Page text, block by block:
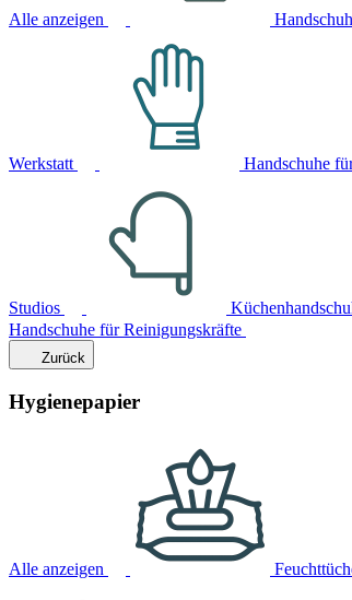
Alle anzeigen
Werkstatt Handschuhe
Studios
Handschuhe für Reinigungskräfte
Zurück
Hygienepapier
Alle anzeigen